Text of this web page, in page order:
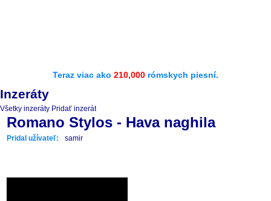
Teraz viac ako 210,000 rómskych piesní.
Inzeráty
Všetky inzeráty Pridať inzerát
Romano Stylos - Hava naghila
Pridal užívateľ: samir